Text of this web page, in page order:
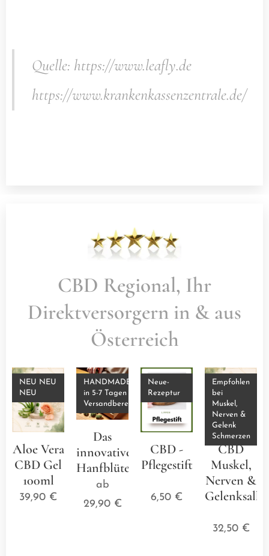
Quelle: https://www.leafly.de
https://www.krankenkassenzentrale.de/
CBD Regional, Ihr
Direktversorgern in & aus
Österreich
Aloe Vera
CBD Gel
100ml
NEU NEU
NEU
39,90 €
Das
innovative
Hanfblütenkissen
HANDMADE
in 5-7 Tagen
Versandbereit
ab
29,90€
CBD -
Pflegestift
⭐⭐⭐⭐⭐
Neue-
Rezeptur
6,50 €
CBD
Muskel,
Nerven &
Gelenksalbe
Empfohlen
bei
Muskel,
Nerven &
Gelenk
Schmerzen
32,50€